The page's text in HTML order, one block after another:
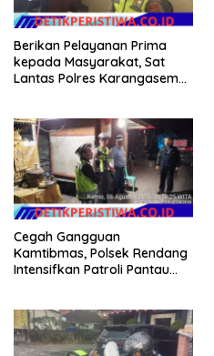
Berikan Pelayanan Prima
kepada Masyarakat, Sat
Lantas Polres Karangasem
Cegah Gangguan
Kamtibmas, Polsek Rendang
Intensifkan Patroli Pantau